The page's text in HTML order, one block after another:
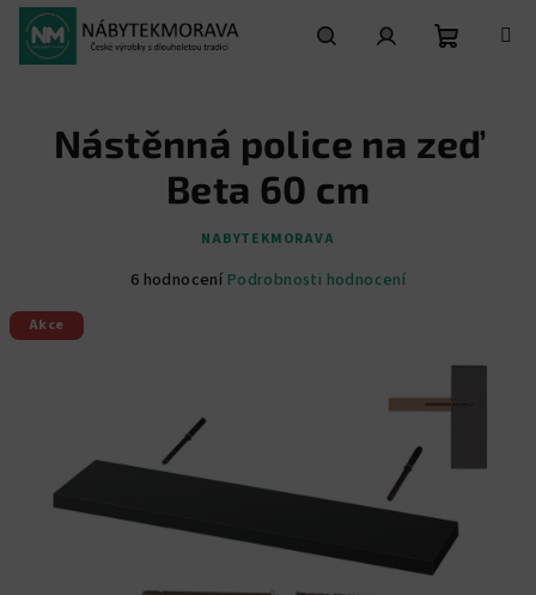
Přejít
obsah
košík
Nástěnná police na zeď
Beta 60 cm
NABYTEKMORAVA
Průměrné
hvězdiček.
6 hodnocení Podrobnosti hodnocení
Akce